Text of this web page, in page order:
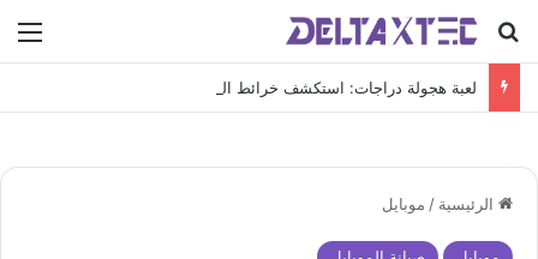
بحث عن
الرئيسية / موبايل